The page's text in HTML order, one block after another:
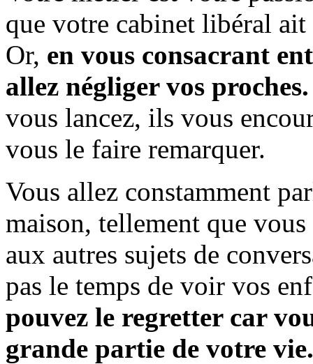
que votre cabinet libéral ait
Or, en vous consacrant
allez négliger vos proches.
vous lancez, ils vous
vous le faire remarquer.
Vous allez constamment
maison, tellement que
aux autres sujets de
pas le temps de voir vos
pouvez le regretter car
grande partie de votre vie.